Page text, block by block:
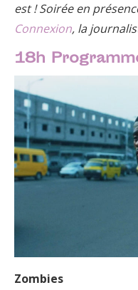
est ! Soirée en
Connexion, la
18h
Zombies